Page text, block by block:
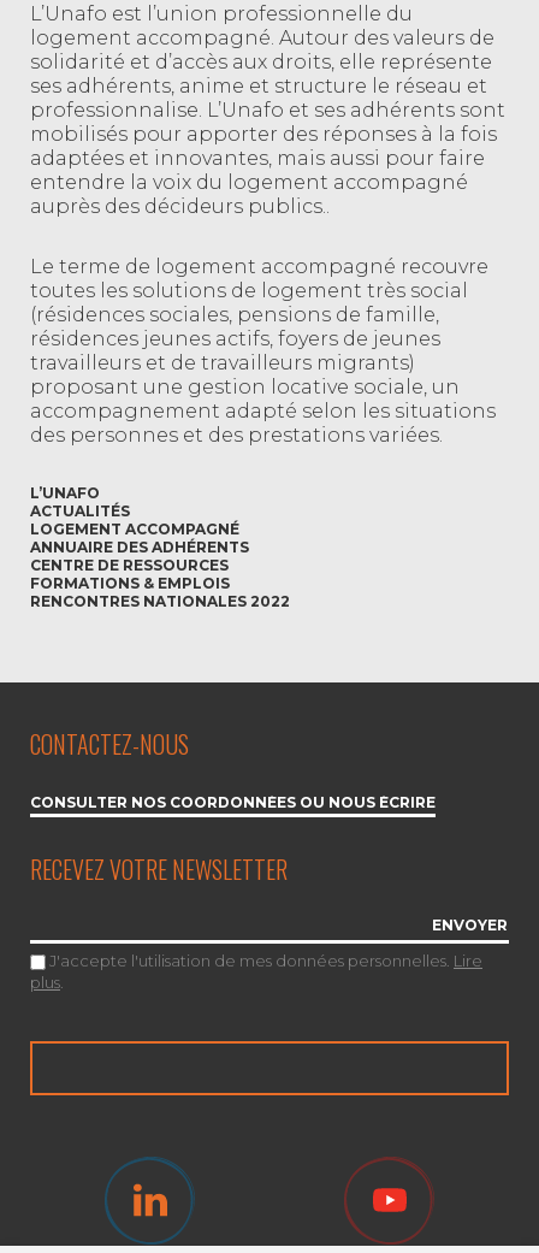
L’Unafo est l’union professionnelle du
logement accompagné. Autour des valeurs de
solidarité et d’accès aux droits, elle représente
ses adhérents, anime et structure le réseau et
professionnalise. L’Unafo et ses adhérents sont
mobilisés pour apporter des réponses à la fois
adaptées et innovantes, mais aussi pour faire
entendre la voix du logement accompagné
auprès des décideurs publics..
Le terme de logement accompagné recouvre
toutes les solutions de logement très social
(résidences sociales, pensions de famille,
résidences jeunes actifs, foyers de jeunes
travailleurs et de travailleurs migrants)
proposant une gestion locative sociale, un
accompagnement adapté selon les situations
des personnes et des prestations variées.
L’UNAFO
ACTUALITÉS
LOGEMENT ACCOMPAGNÉ
ANNUAIRE DES ADHÉRENTS
CENTRE DE RESSOURCES
FORMATIONS & EMPLOIS
RENCONTRES NATIONALES 2022
CONTACTEZ-NOUS
CONSULTER NOS COORDONNÉES OU NOUS ÉCRIRE
RECEVEZ VOTRE NEWSLETTER
J'accepte l'utilisation de mes données personnelles. Lire
plus